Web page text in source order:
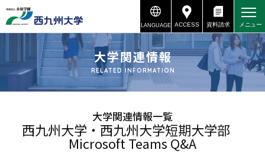
資料請求 アクセス
メニュー
LANGUAGE 資料請求
ACCESS
大学関連情報
RELATED INFORMATION
大学関連情報一覧
西九州大学・西九州大学短期大学部
Microsoft Teams Q&A